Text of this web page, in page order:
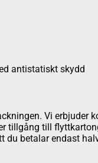
antistatiskt skydd
Vi
tillgång till
du betalar endast